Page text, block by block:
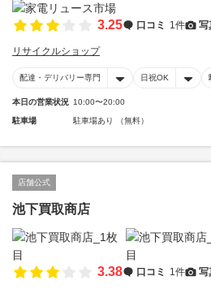
3.25 口コミ 1件 写
リサイクルショップ
配達・デリバリー専門 日祝OK
本日の営業状況 10:00〜20:00
駐車場 駐車場あり （無料）
店舗公式
池下買取商店
3.38 口コミ 1件 写